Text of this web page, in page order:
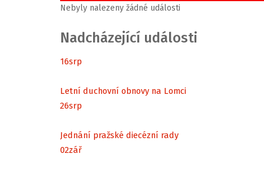
Nebyly nalezeny žádné události
Nadcházející události
16srp
Letní duchovní obnovy na Lomci
26srp
Jednání pražské diecézní rady
02zář